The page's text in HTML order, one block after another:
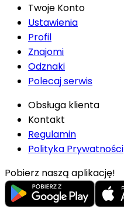
Twoje Konto
Ustawienia
Profil
Znajomi
Odznaki
Polecaj serwis
Obsługa klienta
Kontakt
Regulamin
Polityka Prywatności
Pobierz naszą aplikację!